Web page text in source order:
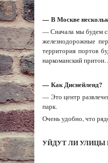
— В Москве
— Сначала мы будем
железнодорожные
территория портов
наркоманский
— Как Диснейленд?
— Это центр
парк.
Очень удобно, что
УЙДУТ ЛИ УЛИЦЫ